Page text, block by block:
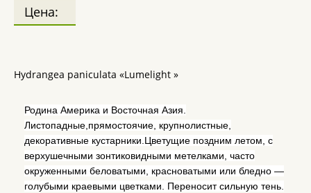
Цена:
Hydrangea paniculata «Lumelight »
Родина Америка и Восточная Азия.
Листопадные,прямостоячие, крупнолистные,
декоративные кустарники.Цветущие поздним летом, с
верхушечными зонтиковидными метелками, часто
окруженными беловатыми, красноватыми или бледно —
голубыми краевыми цветками. Переносит сильную тень.